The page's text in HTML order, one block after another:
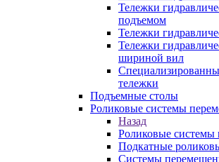
Тележки
подъемом
Тележки
Тележки
шириной вил
тележки
Подъемные столы
Роликовые системы
Назад
Роликовые системы
Подкатные
Системы